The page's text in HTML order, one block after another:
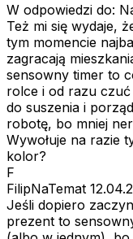
W odpowiedzi do:
Też mi się wydaje,
tym momencie
zagracają
sensowny timer to
rolce i od razu
do suszenia i
robotę, bo mniej
Wywołuje na razie
kolor?
F
FilipNaTemat
Jeśli dopiero
prezent to